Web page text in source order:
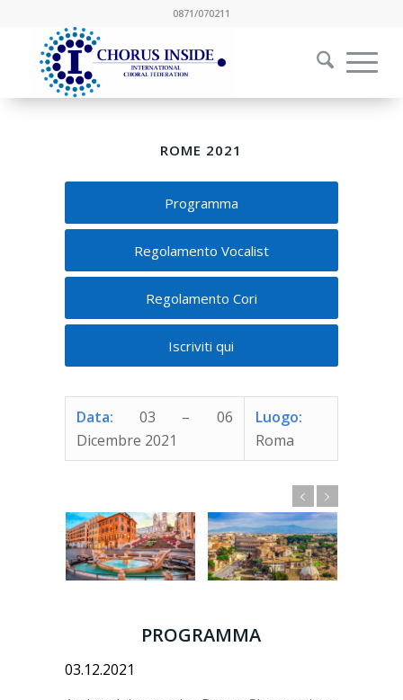
0871/070211
ROME 2021
Programma
Regolamento Vocalist
Regolamento Cori
Iscriviti qui
Data: 03 – 06
Dicembre 2021
Luogo:
Roma
PROGRAMMA
03.12.2021